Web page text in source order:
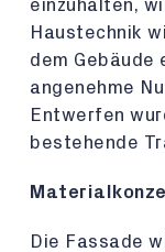
einzuhalten,
Haustechnik
dem Gebäude
angenehme
Entwerfen
bestehende
Die Fassade